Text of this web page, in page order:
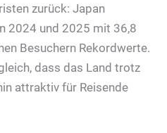
zurück: Japan
2024 und 2025 mit 36,8
Besuchern Rekordwerte.
dass das Land trotz
attraktiv für Reisende